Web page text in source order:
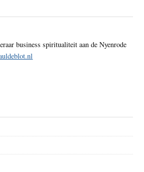
business spiritualiteit aan de Nyenrode